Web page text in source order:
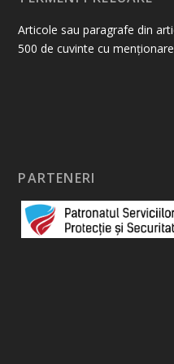
Articole sau paragrafe din
500 de cuvinte cu
PARTENERI